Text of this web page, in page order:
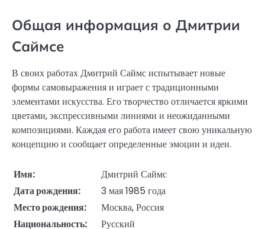
Общая информация о Дмитрии
Саймсе
В своих работах Дмитрий Саймс испытывает новые
формы самовыражения и играет с традиционными
элементами искусства. Его творчество отличается яркими
цветами, экспрессивными линиями и неожиданными
композициями. Каждая его работа имеет свою уникальную
концепцию и сообщает определенные эмоции и идеи.
Имя:
Дмитрий Саймс
Дата рождения:
3 мая 1985 года
Место рождения:
Москва, Россия
Национальность:
Русский